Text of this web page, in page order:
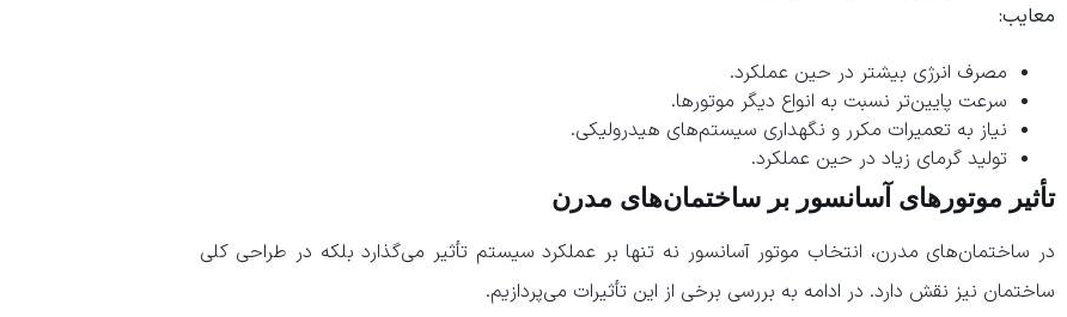
معایب:
مصرف انرژی بیشتر در حین عملکرد.
سرعت پایین‌تر نسبت به انواع دیگر موتورها.
نیاز به تعمیرات مکرر و نگهداری سیستم‌های هیدرولیکی.
تولید گرمای زیاد در حین عملکرد.
تأثیر موتورهای آسانسور بر ساختمان‌های مدرن
در ساختمان‌های مدرن، انتخاب موتور آسانسور نه تنها بر عملکرد سیستم تأثیر می‌گذارد بلکه در طراحی کلی
ساختمان نیز نقش دارد. در ادامه به بررسی برخی از این تأثیرات می‌پردازیم.